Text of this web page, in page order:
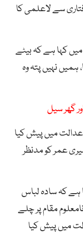
سے لاعلمی کا
میں کہا ہے کہ بیٹے
ہمیں نہیں پتہ وہ
گھر سیل
عدالت میں پیش کیا
عمر کو مدنظر
ہے کہ سادہ لباس
مقام پر چلے
میں پیش کیا